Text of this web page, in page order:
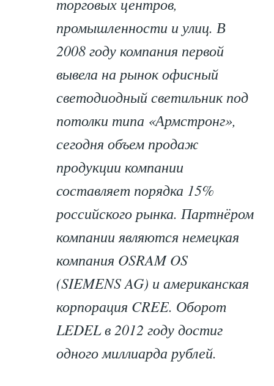
промышленности и улиц. В
2008 году компания первой
вывела на рынок офисный
светодиодный светильник под
потолки типа «Армстронг»,
сегодня объем продаж
продукции компании
составляет порядка 15%
российского рынка. Партнёром
компании являются немецкая
компания OSRAM OS
(SIEMENS AG) и американская
корпорация CREE. Оборот
LEDEL в 2012 году достиг
одного миллиарда рублей.